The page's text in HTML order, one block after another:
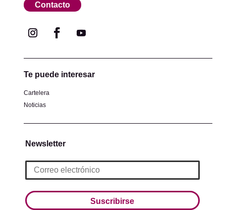
Contacto
Te puede interesar
Cartelera
Noticias
Newsletter
Suscribirse